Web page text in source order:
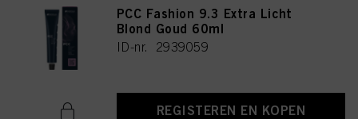
PCC Fashion 9.3 Extra Licht
Blond Goud 60ml
ID-nr. 2939059
REGISTEREN EN KOPEN